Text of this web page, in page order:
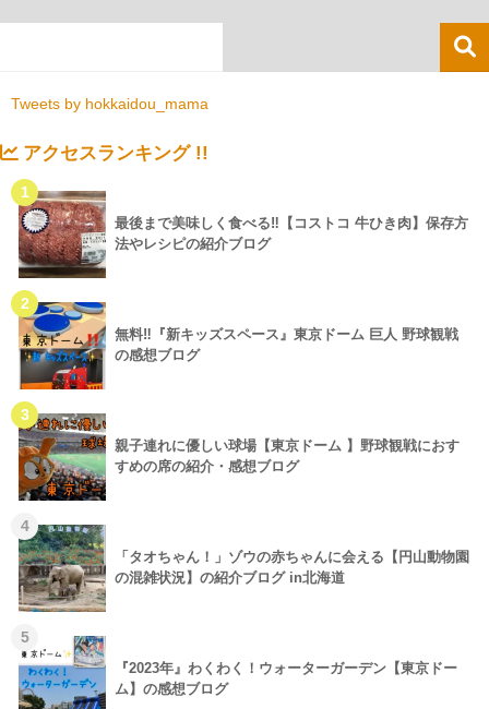
Tweets by hokkaidou_mama
アクセスランキング !!
1
最後まで美味しく食べる‼【コストコ 牛ひき肉】保存方
法やレシピの紹介ブログ
2
無料‼『新キッズスペース』東京ドーム 巨人 野球観戦
の感想ブログ
3
親子連れに優しい球場【東京ドーム 】野球観戦におす
すめの席の紹介・感想ブログ
4
「タオちゃん！」ゾウの赤ちゃんに会える【円山動物園
の混雑状況】の紹介ブログ in北海道
5
『2023年』わくわく！ウォーターガーデン【東京ドー
ム】の感想ブログ